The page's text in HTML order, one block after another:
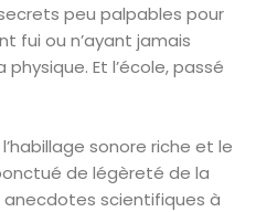
peu palpables pour
fui ou n’ayant jamais
Et l’école, passé
sonore riche et le
de légèreté de la
scientifiques à